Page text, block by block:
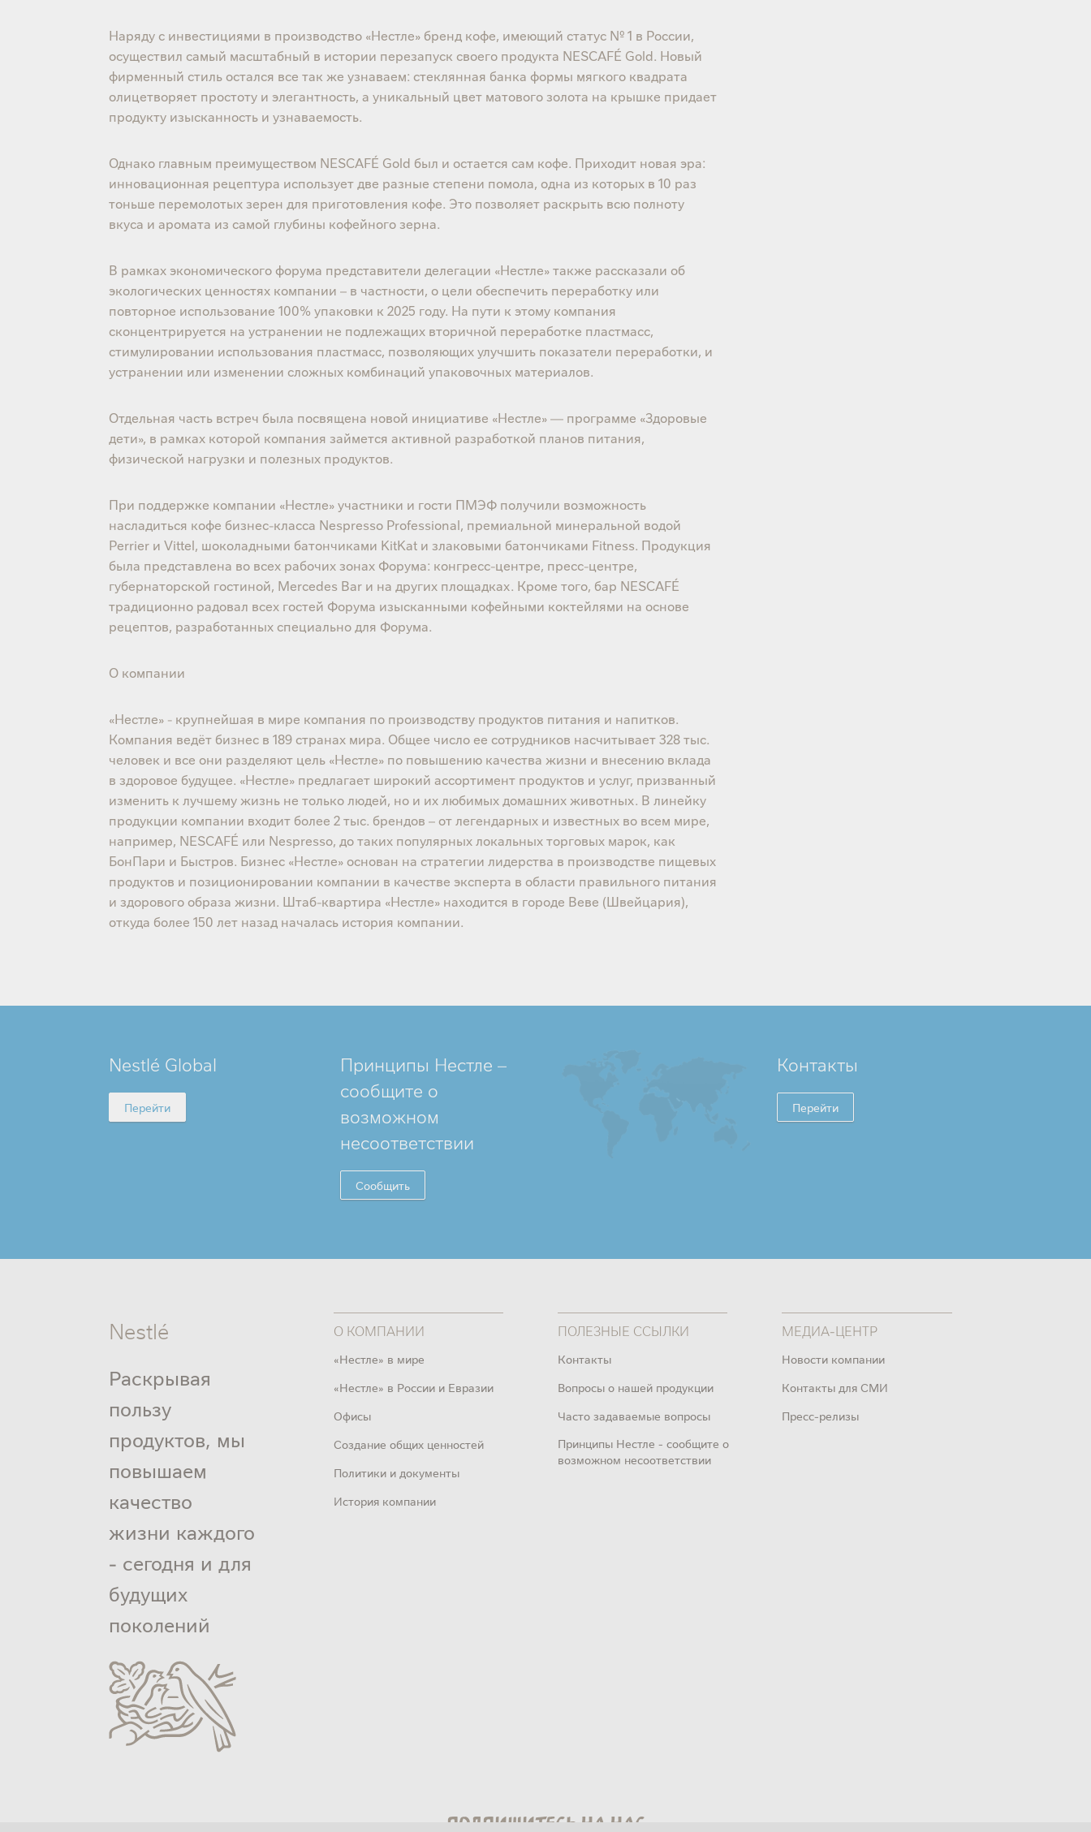
Наряду с инвестициями в производство «Нестле» бренд кофе, имеющий статус № 1 в России,
осуществил самый масштабный в истории перезапуск своего продукта NESCAFÉ Gold. Новый
фирменный стиль остался все так же узнаваем: стеклянная банка формы мягкого квадрата
олицетворяет простоту и элегантность, а уникальный цвет матового золота на крышке придает
продукту изысканность и узнаваемость.
Однако главным преимуществом NESCAFÉ Gold был и остается сам кофе. Приходит новая эра:
инновационная рецептура использует две разные степени помола, одна из которых в 10 раз
тоньше перемолотых зерен для приготовления кофе. Это позволяет раскрыть всю полноту
вкуса и аромата из самой глубины кофейного зерна.
В рамках экономического форума представители делегации «Нестле» также рассказали об
экологических ценностях компании – в частности, о цели обеспечить переработку или
повторное использование 100% упаковки к 2025 году. На пути к этому компания
сконцентрируется на устранении не подлежащих вторичной переработке пластмасс,
стимулировании использования пластмасс, позволяющих улучшить показатели переработки, и
устранении или изменении сложных комбинаций упаковочных материалов.
Отдельная часть встреч была посвящена новой инициативе «Нестле» — программе «Здоровые
дети», в рамках которой компания займется активной разработкой планов питания,
физической нагрузки и полезных продуктов.
При поддержке компании «Нестле» участники и гости ПМЭФ получили возможность
насладиться кофе бизнес-класса Nespresso Professional, премиальной минеральной водой
Perrier и Vittel, шоколадными батончиками KitKat и злаковыми батончиками Fitness. Продукция
была представлена во всех рабочих зонах Форума: конгресс-центре, пресс-центре,
губернаторской гостиной, Mercedes Bar и на других площадках. Кроме того, бар NESCAFÉ
традиционно радовал всех гостей Форума изысканными кофейными коктейлями на основе
рецептов, разработанных специально для Форума.
О компании
«Нестле» - крупнейшая в мире компания по производству продуктов питания и напитков.
Компания ведёт бизнес в 189 странах мира. Общее число ее сотрудников насчитывает 328 тыс.
человек и все они разделяют цель «Нестле» по повышению качества жизни и внесению вклада
в здоровое будущее. «Нестле» предлагает широкий ассортимент продуктов и услуг, призванный
изменить к лучшему жизнь не только людей, но и их любимых домашних животных. В линейку
продукции компании входит более 2 тыс. брендов – от легендарных и известных во всем мире,
например, NESCAFÉ или Nespresso, до таких популярных локальных торговых марок, как
БонПари и Быстров. Бизнес «Нестле» основан на стратегии лидерства в производстве пищевых
продуктов и позиционировании компании в качестве эксперта в области правильного питания
и здорового образа жизни. Штаб-квартира «Нестле» находится в городе Веве (Швейцария),
откуда более 150 лет назад началась история компании.
FOOTER
Nestlé Global
Перейти
Принципы Нестле –
сообщите о
возможном
несоответствии
Сообщить
Контакты
Перейти
Nestlé
Раскрывая
пользу
продуктов, мы
повышаем
качество
жизни каждого
- сегодня и для
будущих
поколений
О КОМПАНИИ
«Нестле» в мире
«Нестле» в России и Евразии
Офисы
Создание общих ценностей
Политики и документы
История компании
ПОЛЕЗНЫЕ ССЫЛКИ
Контакты
Вопросы о нашей продукции
Часто задаваемые вопросы
Принципы Нестле - сообщите о
возможном несоответствии
МЕДИА-ЦЕНТР
Новости компании
Контакты для СМИ
Пресс-релизы
Подпишитесь на нас